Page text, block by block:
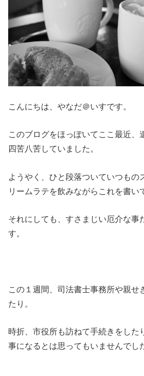
こんにちは、やなだ＠いすです。
このブログをほっぽいてここ最近、
四苦八苦していました。
ようやく、ひと段落ついていつもの
リームラテを飲みながらこれを書い
それにしても、すさまじい厄介な事
す。
この１週間、司法書士事務所や親せ
たり。
時折、市役所も訪ねて手続きをした
事になるとは思ってもいませんでし